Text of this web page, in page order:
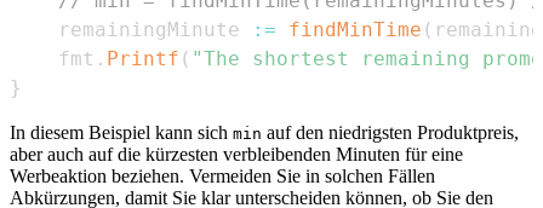
    remainingMinute
:= findMinTime (
    fmt
. Printf ( "The shortest remaining
}
In diesem Beispiel kann sich min auf den niedrigsten Produktpreis,
aber auch auf die kürzesten verbleibenden Minuten für eine
Werbeaktion beziehen. Vermeiden Sie in solchen Fällen
Abkürzungen, damit Sie klar unterscheiden können, ob Sie den